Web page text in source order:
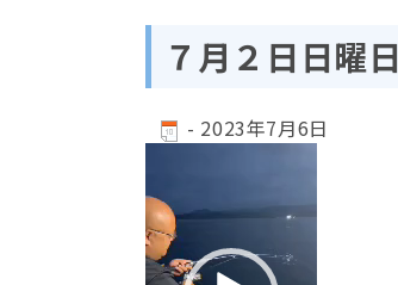
７月２日日曜日
- 2023年7月6日
画
プ
レ